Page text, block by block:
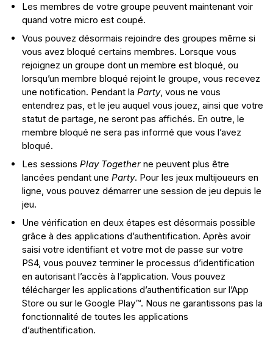
Les membres de votre groupe peuvent maintenant voir
quand votre micro est coupé.
Vous pouvez désormais rejoindre des groupes même si
vous avez bloqué certains membres. Lorsque vous
rejoignez un groupe dont un membre est bloqué, ou
lorsqu’un membre bloqué rejoint le groupe, vous recevez
une notification. Pendant la Party, vous ne vous
entendrez pas, et le jeu auquel vous jouez, ainsi que votre
statut de partage, ne seront pas affichés. En outre, le
membre bloqué ne sera pas informé que vous l’avez
bloqué.
Les sessions Play Together ne peuvent plus être
lancées pendant une Party. Pour les jeux multijoueurs en
ligne, vous pouvez démarrer une session de jeu depuis le
jeu.
Une vérification en deux étapes est désormais possible
grâce à des applications d’authentification. Après avoir
saisi votre identifiant et votre mot de passe sur votre
PS4, vous pouvez terminer le processus d’identification
en autorisant l’accès à l’application. Vous pouvez
télécharger les applications d’authentification sur l’App
Store ou sur le Google Play™. Nous ne garantissons pas la
fonctionnalité de toutes les applications
d’authentification.